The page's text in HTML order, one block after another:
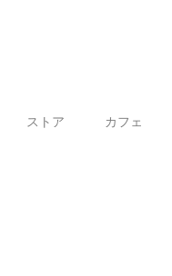
ストア カフェ